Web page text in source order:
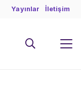
Yayınlar İletişim